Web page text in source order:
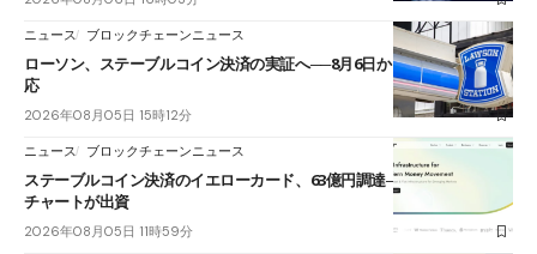
ニュース ブロックチェーンニュース
ローソン、ステーブルコイン決済の実証へ──8月6日からJPYCやUSDC対
応
2026年08月05日 15時12分
ニュース ブロックチェーンニュース
ステーブルコイン決済のイエローカード、63億円調達──ソニーやスタン
チャートが出資
2026年08月05日 11時59分